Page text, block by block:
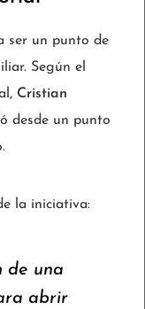
ser un punto de
Según el
Cristian
desde un punto
la iniciativa:
de una
abrir